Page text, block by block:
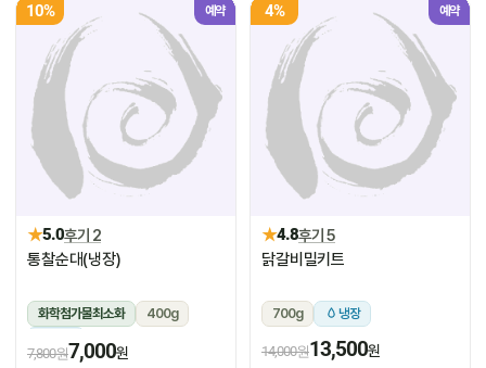
10% 예약
★5.0후기 2
통찰순대(냉장)
화학첨가물최소화
400g
냉장
7,800원7,000원
4% 예약
★4.8후기 5
닭갈비밀키트
700g 냉장
14,000원13,500원